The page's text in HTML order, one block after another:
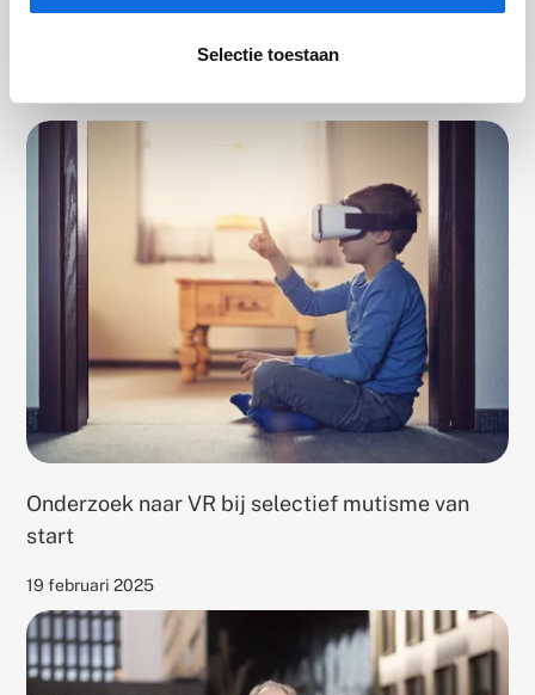
Selectie toestaan
Nu beschikbaar: vragenlijsten om misofonie vast
on
Onderzoek naar VR bij selectief mutisme van
start
Published
on
19 februari 2025
Gerelateerd